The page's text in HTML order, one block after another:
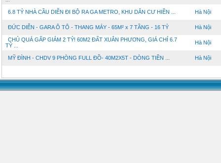
6.8 TỶ NHÀ CẦU DIỄN ĐI BỘ RA GA METRO, KHU DÂN CƯ HIỀN ... Hà Nội
ĐỨC DIỄN - GARA Ô TÔ - THANG MÁY - 65M² x 7 TẦNG - 16 TỶ Hà Nội
CHỦ QUÁ GẤP GIẢM 2 TỶ! 60M2 ĐẤT XUÂN PHƯƠNG, GIÁ CHỈ 6.7
TỶ ...
Hà Nội
MỸ ĐÌNH - CHDV 9 PHÒNG FULL ĐỒ- 40M2X5T - DÒNG TIỀN ... Hà Nội